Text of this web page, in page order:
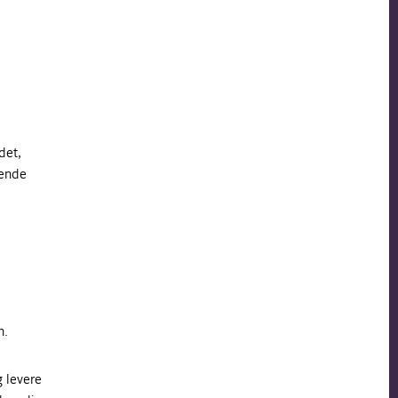
levere